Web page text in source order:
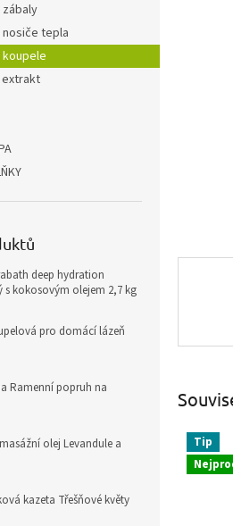
tepla
extrakt
deep hydration
s kokosovým olejem 2,7 kg
pro domácí lázeň
Ramenní popruh na
olej Levandule a
kazeta Třešňové květy
Tip